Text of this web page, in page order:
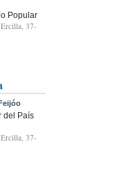
Popular
37-
del País
37-